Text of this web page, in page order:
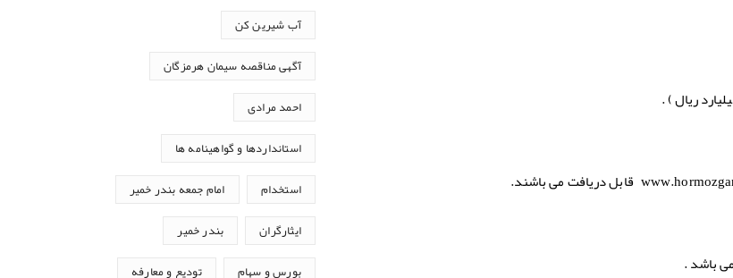
قابل دریافت می باشند.
آب شیرین کن
آگهی مناقصه سیمان هرمزگان
احمد مرادی
استانداردها و گواهینامه ها
استخدام امام جمعه بندر خمیر
ایثارگران بندر خمیر
بورس و سهام تودیع و معارفه